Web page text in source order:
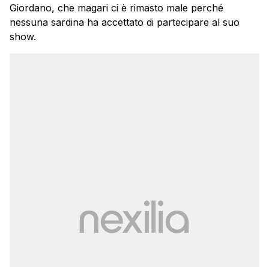
Giordano, che magari ci è rimasto male perché
nessuna sardina ha accettato di partecipare al suo
show.